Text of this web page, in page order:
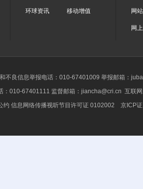
环球资讯 移动增值 网
网
不良信息举报电话：010-67401009 举报邮箱：
：010-67401111 监督邮箱：jiancha@cri.cn 互联
约 信息网络传播视听节目许可证 0102002 京ICP